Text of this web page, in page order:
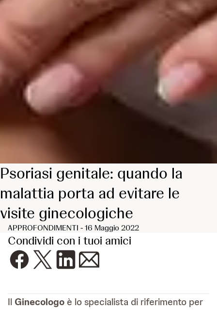
Psoriasi genitale: quando la
malattia porta ad evitare le
visite ginecologiche
APPROFONDIMENTI - 16 Maggio 2022
Condividi con i tuoi amici
Il Ginecologo è lo specialista di riferimento per